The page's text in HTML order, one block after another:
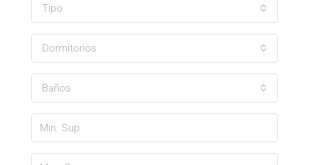
Tipo
Dormitorios
Baños